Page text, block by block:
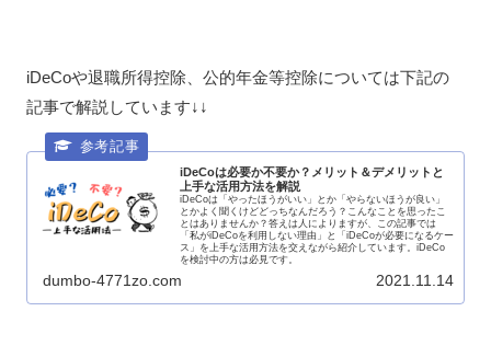
iDeCoや退職所得控除、公的年金等控除については下記の
記事で解説しています↓↓
iDeCoは必要か不要か？メリット＆デメリットと
上手な活用方法を解説
iDeCoは「やったほうがいい」とか「やらないほうが良い」
とかよく聞くけどどっちなんだろう？こんなことを思ったこ
とはありませんか？答えは人によりますが、この記事では
「私がiDeCoを利用しない理由」と「iDeCoが必要になるケー
ス」を上手な活用方法を交えながら紹介しています。iDeCo
を検討中の方は必見です。
dumbo-4771zo.com 2021.11.14